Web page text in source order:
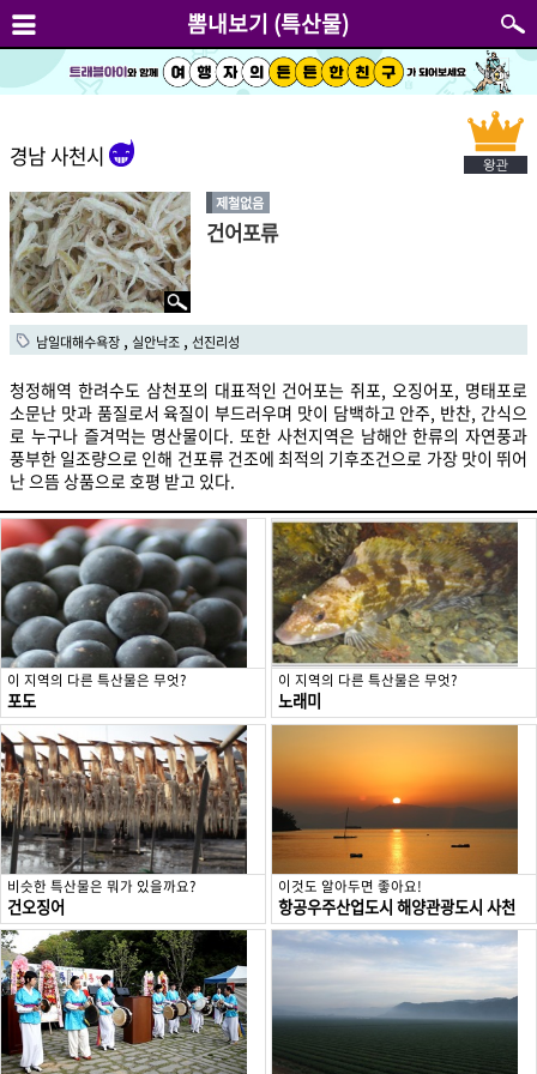
뽐내보기 (특산물)
경남 사천시
제철없음
건어포류
남일대해수욕장 실안낙조 선진리성
청정해역 한려수도 삼천포의 대표적인 건어포는 쥐포, 오징어포, 명태포로
소문난 맛과 품질로서 육질이 부드러우며 맛이 담백하고 안주, 반찬, 간식으
로 누구나 즐겨먹는 명산물이다. 또한 사천지역은 남해안 한류의 자연풍과
풍부한 일조량으로 인해 건포류 건조에 최적의 기후조건으로 가장 맛이 뛰어
이 지역의 다른 특산물은 무엇?
포도
이 지역의 다른 특산물은 무엇?
노래미
비슷한 특산물은 뭐가 있을까요?
건오징어
이것도 알아두면 좋아요!
항공우주산업도시 해양관광도시 사천